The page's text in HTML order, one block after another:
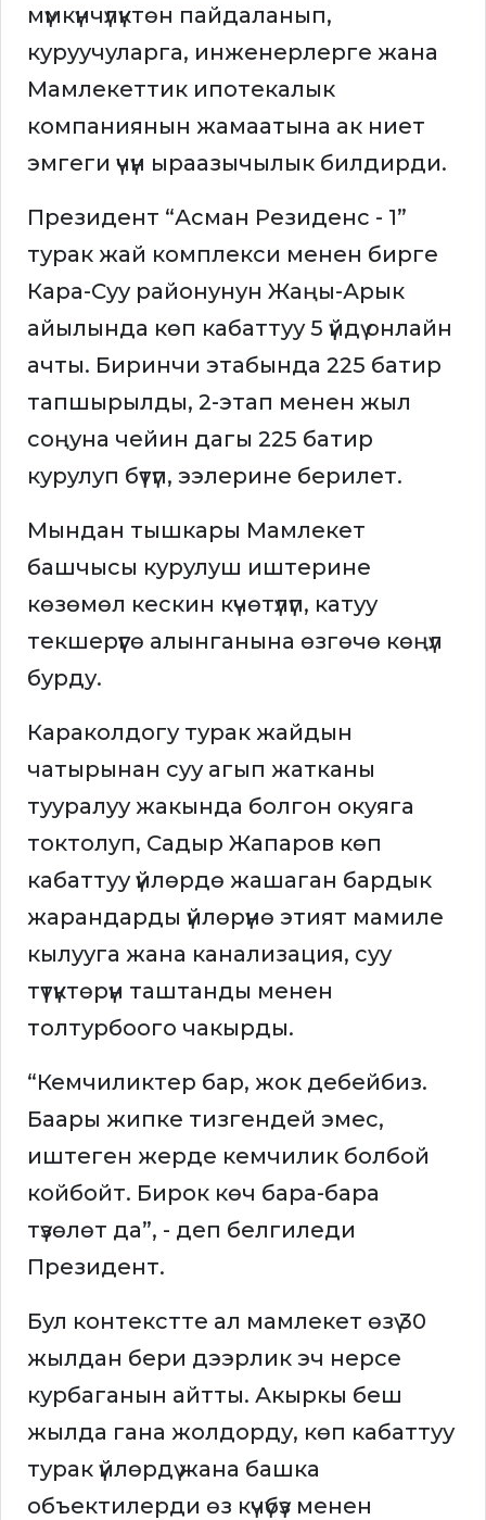
мүмкүнчүлүктөн пайдаланып,
куруучуларга, инженерлерге жана
Мамлекеттик ипотекалык
компаниянын жамаатына ак ниет
эмгеги үчүн ыраазычылык билдирди.
Президент “Асман Резиденс - 1”
турак жай комплекси менен бирге
Кара-Суу районунун Жаңы-Арык
айылында көп кабаттуу 5 үйдү онлайн
ачты. Биринчи этабында 225 батир
тапшырылды, 2-этап менен жыл
соңуна чейин дагы 225 батир
курулуп бүтүп, ээлерине берилет.
Мындан тышкары Мамлекет
башчысы курулуш иштерине
көзөмөл кескин күчөтүлүп, катуу
текшерүүгө алынганына өзгөчө көңүл
бурду.
Караколдогу турак жайдын
чатырынан суу агып жатканы
тууралуу жакында болгон окуяга
токтолуп, Садыр Жапаров көп
кабаттуу үйлөрдө жашаган бардык
жарандарды үйлөрүнө этият мамиле
кылууга жана канализация, суу
түтүктөрүн таштанды менен
толтурбоого чакырды.
“Кемчиликтер бар, жок дебейбиз.
Баары жипке тизгендей эмес,
иштеген жерде кемчилик болбой
койбойт. Бирок көч бара-бара
түзөлөт да”, - деп белгиледи
Президент.
Бул контекстте ал мамлекет өзү 30
жылдан бери дээрлик эч нерсе
курбаганын айтты. Акыркы беш
жылда гана жолдорду, көп кабаттуу
турак үйлөрдү жана башка
объектилерди өз күчүбүз менен